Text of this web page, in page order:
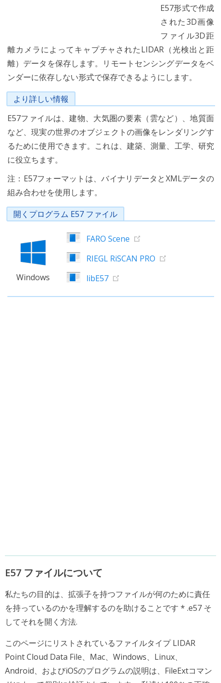
E57形式で作成
された3D画像
ファイル3D距
離カメラによってキャプチャされたLIDAR（光検出と距
離）データを保存します。リモートセンシングデータをベ
ンダーに依存しない形式で保存できるようにします。
より詳しい情報
E57ファイルは、建物、大気圏の要素（雲など）、地質面
など、現実の世界のオブジェクトの画像をレンダリングす
るために使用できます。これは、建築、測量、工学、研究
に役立ちます。
注：E57フォーマットは、バイナリデータとXMLデータの
組み合わせを使用します。
開くプログラム E57 ファイル
Windows
FARO Scene
RIEGL RiSCAN PRO
libE57
E57 ファイルについて
私たちの目的は、拡張子を持つファイルが何のために責任
を持っているのかを理解するのを助けることです * .e57 そ
してそれを開く方法.
このページにリストされているファイルタイプ LIDAR
Point Cloud Data File、Mac、Windows、Linux、
Android、およびiOSのプログラムの説明は、FileExtコマン